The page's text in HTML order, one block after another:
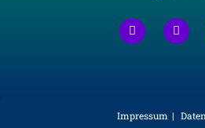
Impressum